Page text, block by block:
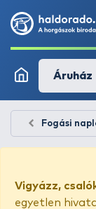
Áruház
Fogási
Vigyázz,
egyetlen